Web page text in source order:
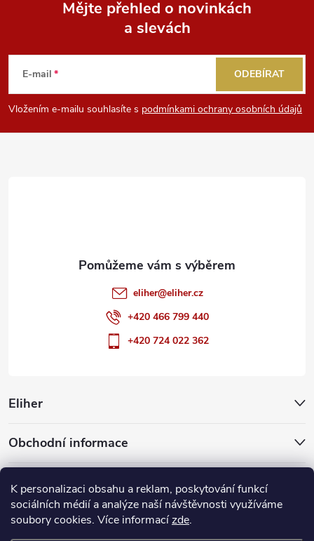
K personalizaci obsahu a reklam, poskytování funkcí
sociálních médií a analýze naší návštěvnosti využíváme
soubory cookies. Více informacízde.
p
Mějte přehled o novinkách
a slevách
E-mail
Vložením e-mailu souhlasíte s podmínkami ochrany osobních údajů
ODEBÍRAT
Eliher
Obchodní informace
Partnerské weby
eliher@eliher.cz
+420 466 799 440
+420 724 022 362